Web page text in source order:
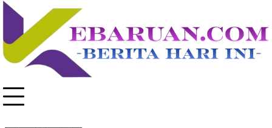
Skip
content